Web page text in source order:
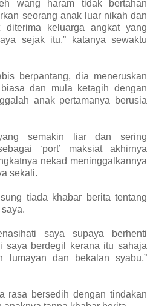
wang haram tidak bertahan
seorang anak luar nikah dan
keluarga angkat yang
sejak itu,” katanya sewaktu
berpantang, dia meneruskan
biasa dan mula ketagih dengan
anak pertamanya berusia
semakin liar dan sering
‘port’ maksiat akhirnya
nekad meninggalkannya
sekali.
tiada khabar berita tentang
saya supaya berhenti
saya berdegil kerana itu sahaja
lumayan dan bekalan syabu,”
rasa bersedih dengan tindakan